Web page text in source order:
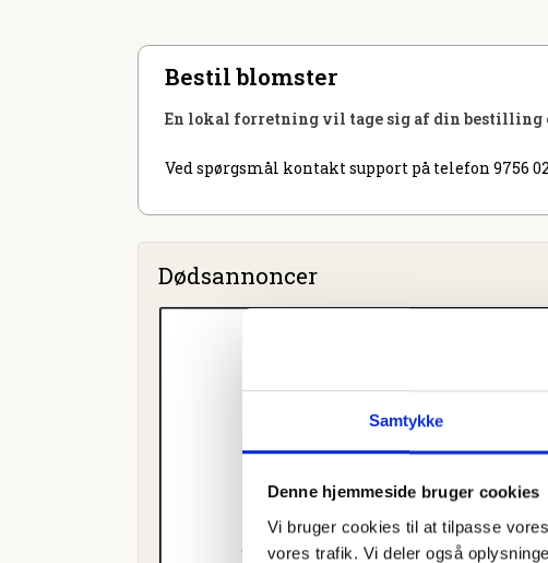
Samtykke
Denne hjemmeside bruger cookies
Vi bruger cookies til at tilpasse
vores trafik. Vi deler også
Bestil blomster
En lokal forretning vil tage sig af din bestilling
Ved spørgsmål kontakt support på telefon 9756
Dødsannoncer